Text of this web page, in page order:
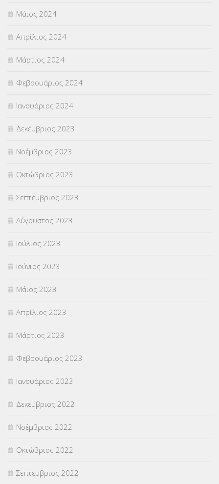
Μάιος 2024
Απρίλιος 2024
Μάρτιος 2024
Φεβρουάριος 2024
Ιανουάριος 2024
Δεκέμβριος 2023
Νοέμβριος 2023
Οκτώβριος 2023
Σεπτέμβριος 2023
Αύγουστος 2023
Ιούλιος 2023
Ιούνιος 2023
Μάιος 2023
Απρίλιος 2023
Μάρτιος 2023
Φεβρουάριος 2023
Ιανουάριος 2023
Δεκέμβριος 2022
Νοέμβριος 2022
Οκτώβριος 2022
Σεπτέμβριος 2022